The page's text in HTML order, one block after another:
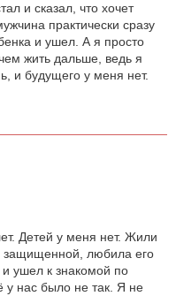
и сказал, что хочет
практически сразу
и ушел. А я просто
жить дальше, ведь я
и будущего у меня нет.
Детей у меня нет. Жили
защищенной, любила его
ушел к знакомой по
у нас было не так. Я не